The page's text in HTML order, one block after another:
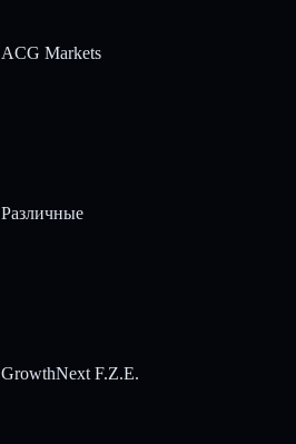
ACG Markets
Различные
GrowthNext F.Z.E.